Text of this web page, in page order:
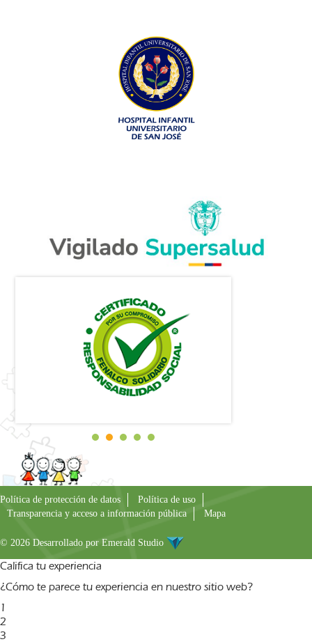
Política de protección de datos
Política de uso
Transparencia y acceso a información pública
Mapa
© 2026 Desarrollado por Emerald Studio
Califica tu experiencia
¿Cómo te parece tu experiencia en nuestro sitio web?
1
2
3